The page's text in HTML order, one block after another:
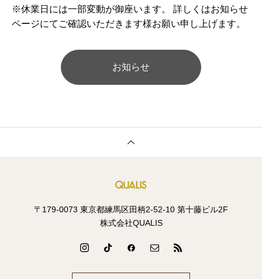
※休業日には一部変動が御座います。 詳しくはお知らせ
ページにてご確認いただきます様お願い申し上げます。
お知らせ
〒179-0073 東京都練馬区田柄2-52-10 第十藤ビル2F
株式会社QUALIS